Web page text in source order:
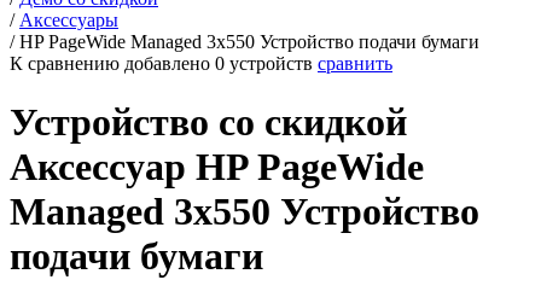
/ Аксессуары
/HP PageWide Managed 3x550 Устройство подачи бумаги
К сравнению добавлено 0 устройств сравнить
Устройство со скидкой
Аксессуар HP PageWide
Managed 3x550 Устройство
подачи бумаги